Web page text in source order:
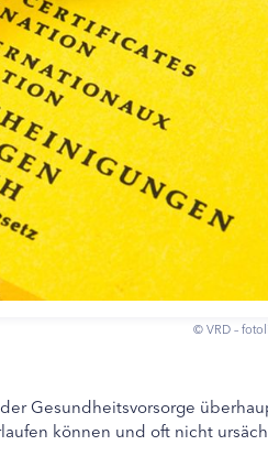
© VRD –
Gesundheitsvorsorge
können und oft nicht